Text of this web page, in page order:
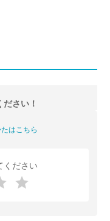
さい！
はこちら
ください